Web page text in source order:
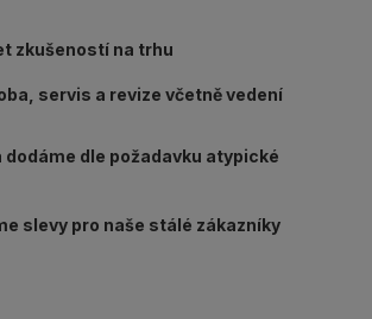
zkušeností na trhu
servis a revize včetně vedení
dodáme dle požadavku atypické
slevy pro naše stálé zákazníky